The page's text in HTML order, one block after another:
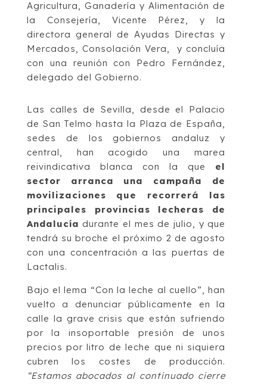
Agricultura, Ganadería y Alimentación de
la Consejería, Vicente Pérez, y la
directora general de Ayudas Directas y
Mercados, Consolación Vera, y concluía
con una reunión con Pedro Fernández,
delegado del Gobierno.
Las calles de Sevilla, desde el Palacio
de San Telmo hasta la Plaza de España,
sedes de los gobiernos andaluz y
central, han acogido una marea
reivindicativa blanca con la que el
sector arranca una campaña de
movilizaciones que recorrerá las
principales provincias lecheras de
Andalucía durante el mes de julio, y que
tendrá su broche el próximo 2 de agosto
con una concentración a las puertas de
Lactalis.
Bajo el lema “Con la leche al cuello”, han
vuelto a denunciar públicamente en la
calle la grave crisis que están sufriendo
por la insoportable presión de unos
precios por litro de leche que ni siquiera
cubren los costes de producción.
“Estamos abocados al continuado cierre